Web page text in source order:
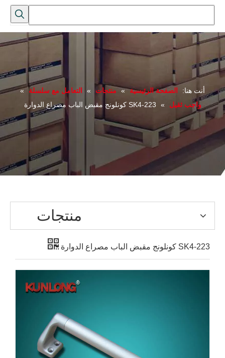
أنت هنا: الصفحة الرئيسية » منتجات » التعامل مع سلسلة »
واجب ثقيل
» SK4-223 كونلونج مقبض الباب مصراع الدوارة
منتجات
SK4-223 كونلونج مقبض الباب مصراع الدوارة